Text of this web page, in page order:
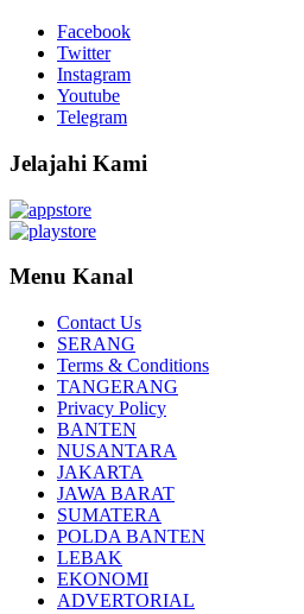
Facebook
Twitter
Instagram
Youtube
Telegram
Jelajahi Kami
Menu Kanal
Contact Us
SERANG
Terms & Conditions
TANGERANG
Privacy Policy
BANTEN
NUSANTARA
JAKARTA
JAWA BARAT
SUMATERA
POLDA BANTEN
LEBAK
EKONOMI
ADVERTORIAL